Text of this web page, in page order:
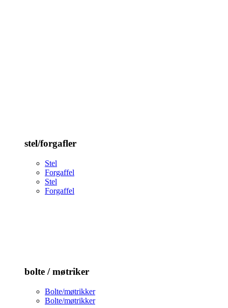
stel/forgafler
Stel
Forgaffel
Stel
Forgaffel
bolte / møtriker
Bolte/møtrikker
Bolte/møtrikker